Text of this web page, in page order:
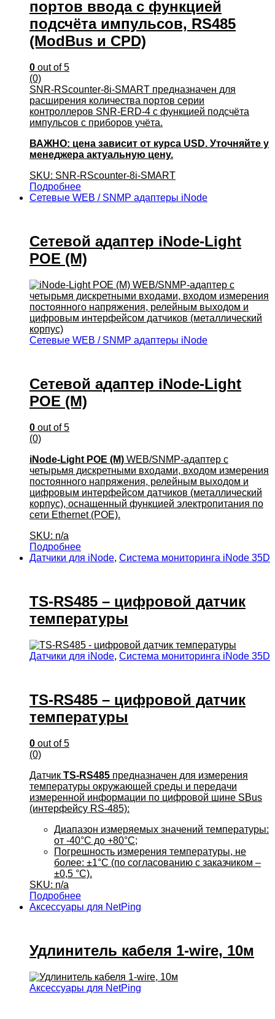
портов ввода с функцией
подсчёта импульсов, RS485
(ModBus и CPD)
0 out of 5
(0)
SNR-RScounter-8i-SMART предназначен для
расширения количества портов серии
контроллеров SNR-ERD-4 с функцией подсчёта
импульсов с приборов учёта.
ВАЖНО: цена зависит от курса USD. Уточняйте у
менеджера актуальную цену.
SKU: SNR-RScounter-8i-SMART
Подробнее
Сетевые WEB / SNMP адаптеры iNode
Сетевой адаптер iNode-Light
POE (M)
Сетевые WEB / SNMP адаптеры iNode
Сетевой адаптер iNode-Light
POE (M)
0 out of 5
(0)
iNode-Light POE (M) WEB/SNMP-адаптер с
четырьмя дискретными входами, входом измерения
постоянного напряжения, релейным выходом и
цифровым интерфейсом датчиков (металлический
корпус), оснащенный функцией электропитания по
сети Ethernet (POE).
SKU: n/a
Подробнее
Датчики для iNode, Система мониторинга iNode 35D
TS-RS485 – цифровой датчик
температуры
Датчики для iNode, Система мониторинга iNode 35D
TS-RS485 – цифровой датчик
температуры
0 out of 5
(0)
Датчик TS-RS485 предназначен для измерения
температуры окружающей среды и передачи
измеренной информации по цифровой шине SBus
(интерфейсу RS-485):
Диапазон измеряемых значений температуры:
от -40°С до +80°С;
Погрешность измерения температуры, не
более: ±1°С (по согласованию с заказчиком –
±0,5 °С).
SKU: n/a
Подробнее
Аксессуары для NetPing
Удлинитель кабеля 1-wire, 10м
Аксессуары для NetPing